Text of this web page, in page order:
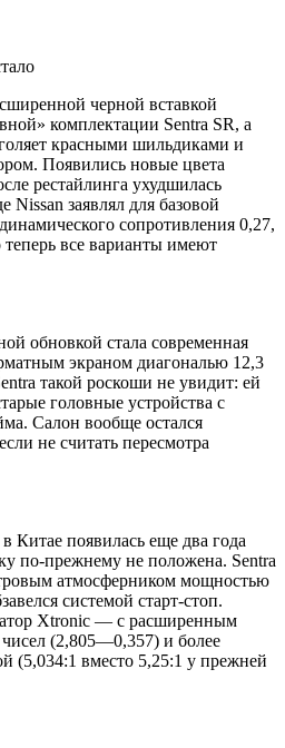
черной вставкой
комплектации Sentra SR, а
красными шильдиками и
Появились новые цвета
рестайлинга ухудшилась
заявлял для базовой
сопротивления 0,27,
все варианты имеют
обновкой стала современная
экраном диагональю 12,3
такой роскоши не увидит: ей
головные устройства с
Салон вообще остался
не считать пересмотра
Китае появилась еще два года
по-прежнему не положена. Sentra
атмосферником мощностью
системой старт-стоп.
Xtronic — c расширенным
(2,805—0,357) и более
(5,034:1 вместо 5,25:1 у прежней